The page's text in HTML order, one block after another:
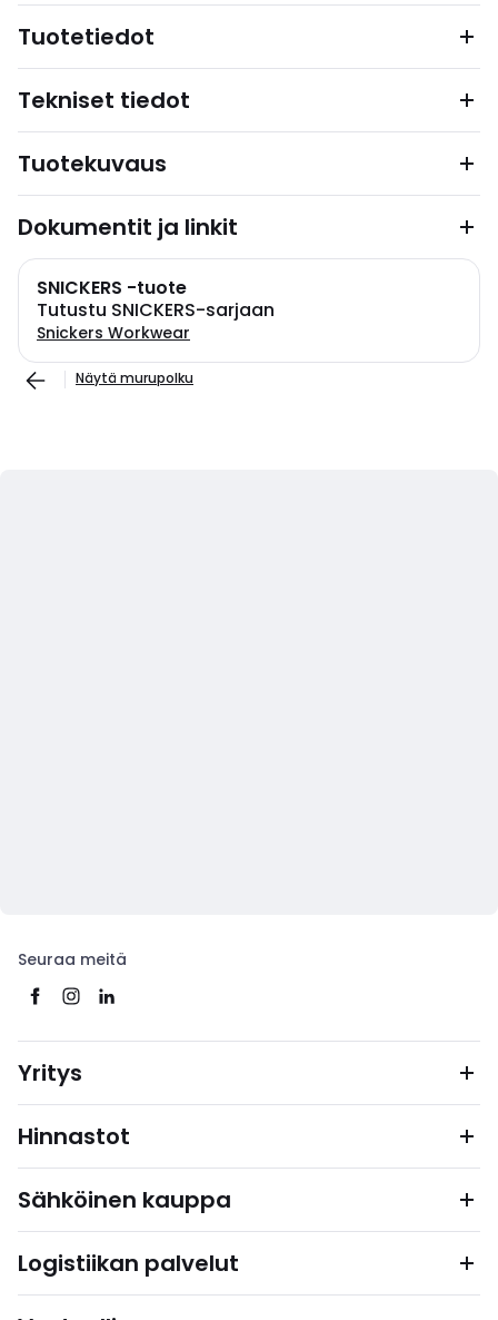
Tuotetiedot
Tekniset tiedot
Tuotekuvaus
Dokumentit ja linkit
SNICKERS -tuote
Tutustu SNICKERS-sarjaan
Snickers Workwear
Näytä murupolku
Seuraa meitä
Yritys
Hinnastot
Sähköinen kauppa
Logistiikan palvelut